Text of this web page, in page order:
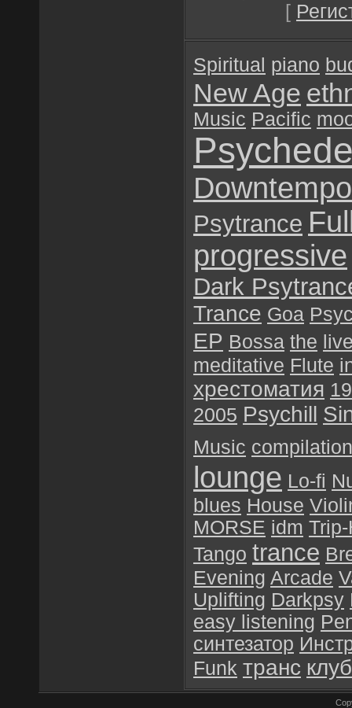
[
Spiritual piano
New Age
Music Pacific
Downtempo
Psytrance
progressive
Dark
Trance Goa
EP Bossa the
meditative Flute
хрестоматия
2005 Psychill
Music compilation
lounge Lo-fi
blues House
MORSE idm
Tango trance
Evening Arcade
Uplifting Darkpsy
easy listening
синтезатор
Funk транс